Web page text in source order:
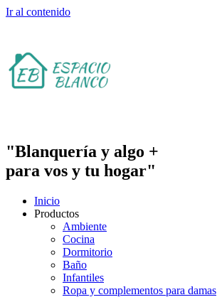
Ir al contenido
"Blanquería y algo +
para vos y tu hogar"
Inicio
Productos
Ambiente
Cocina
Dormitorio
Baño
Infantiles
Ropa y complementos para damas